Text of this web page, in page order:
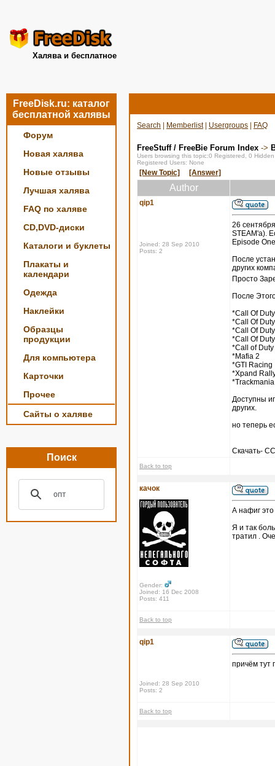
Халява и бесплатное
FreeDisk.ru: каталог
бесплатной халявы
Форум
Новая халява
Новые отзывы
Лучшая халява
FAQ по халяве
CD,DVD-диски
Каталоги и буклеты
Плакаты и
календари
Одежда
Наклейки
Образцы
продукции
Для компьютера
Карточки
Прочее
Сайты о халяве
Поиск
Search Memberlist| Usergroups FAQ
FreeStuff / FreeBie Forum Index ->
Users browsing this topic:0 Registered, 0
Registered Users: None
[New Topic] [Answer]
Author
qip1
Joined: 28 Sep 2010
Posts: 2
26
STEAM'a).
Episode
После
других
Просто
После
*Call Of Duty
*Call Of
*Call Of
*Call Of
*Call of
*Mafia 2
*GTI Racing
*Xpand
Доступны
других.
но теперь
Скачать-
Back to top
качок
Gender:
Joined: 16 Dec 2008
Posts: 411
А нафиг
Я и так
тратил .
Back to top
qip1
Joined: 28 Sep 2010
Posts: 2
причём тут
Back to top